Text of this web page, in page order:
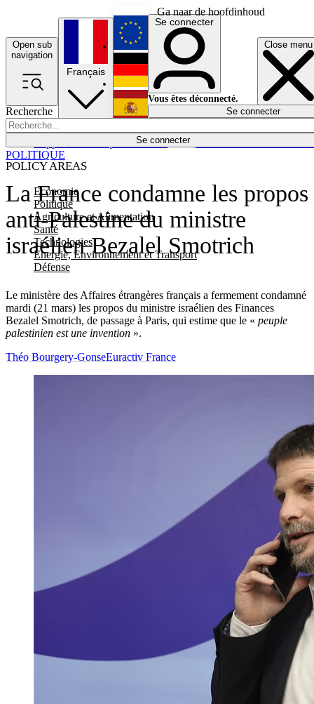
Ga naar de hoofdinhoud
Open sub
navigation
Close menu
Recherche
Se connecter
POLICY AREAS
Economie
Politique
Agriculture et Alimentation
Santé
Technologies
Energie, Environnement et Transport
Défense
Économie
Français
English
Deutsch
Español
Se connecter
Vous êtes déconnecté.
Se connecter
La France condamne les propos
anti-Palestine du ministre
israélien Bezalel Smotrich
Le ministère des Affaires étrangères français a fermement condamné
mardi (21 mars) les propos du ministre israélien des Finances
Bezalel Smotrich, de passage à Paris, qui estime que le « peuple
palestinien est une invention ».
POLITIQUE
Théo Bourgery-GonseEuractiv France